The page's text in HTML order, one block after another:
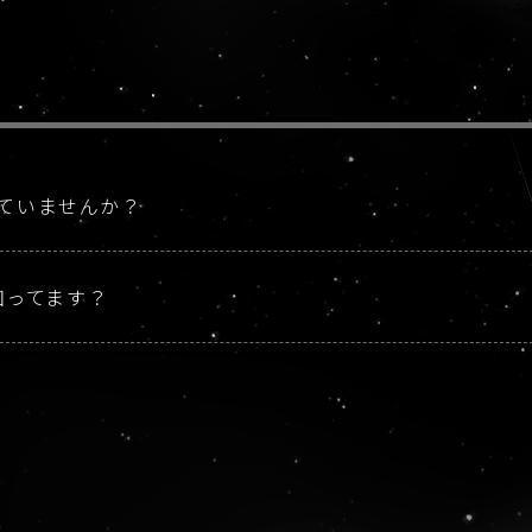
いませんか？
てます？